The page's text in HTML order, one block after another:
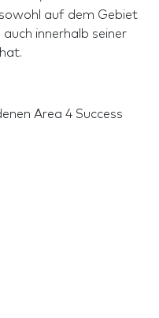
auf dem Gebiet
innerhalb seiner
Area 4 Success